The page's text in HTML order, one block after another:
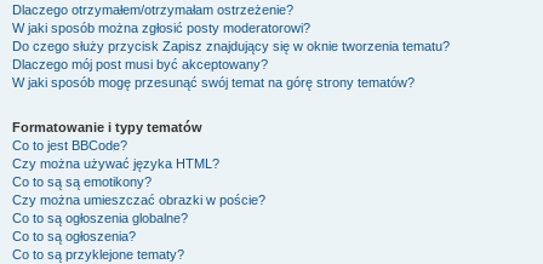
Dlaczego otrzymałem/otrzymałam ostrzeżenie?
W jaki sposób można zgłosić posty moderatorowi?
Do czego służy przycisk Zapisz znajdujący się w oknie tworzenia tematu?
Dlaczego mój post musi być akceptowany?
W jaki sposób mogę przesunąć swój temat na górę strony tematów?
Formatowanie i typy tematów
Co to jest BBCode?
Czy można używać języka HTML?
Co to są są emotikony?
Czy można umieszczać obrazki w poście?
Co to są ogłoszenia globalne?
Co to są ogłoszenia?
Co to są przyklejone tematy?